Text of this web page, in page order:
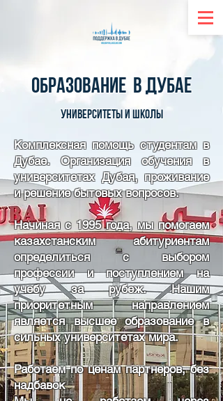
ОБРАЗОВАНИЕ В ДУБАЕ
Университеты и школы
Комплексная помощь студентам в
Дубае. Организация обучения в
университетах Дубая, проживание
и решение бытовых вопросов.
Начиная с 1995 года, мы помогаем
казахстанским абитуриентам
определиться с выбором
профессии и поступлением на
учебу за рубеж. Нашим
приоритетным направлением
является высшее образование в
сильных университетах мира.
Работаем по ценам партнеров, без
надбавок